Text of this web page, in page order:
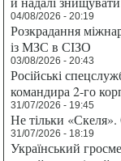
04/08/2026 - 20:19
Розкрадання
із МЗС в СІЗО
03/08/2026 - 20:43
Російські
командира 2-го
31/07/2026 - 19:45
Не тільки
31/07/2026 - 18:19
Український